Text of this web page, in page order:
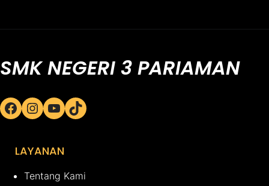
SMK NEGERI 3 PARIAMAN
Facebook Instagram YouTube TikTok
LAYANAN
Tentang Kami